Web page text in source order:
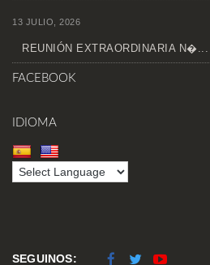
13 JULIO, 2026
REUNIÓN EXTRAORDINARIA N�...
FACEBOOK
IDIOMA
SEGUINOS: